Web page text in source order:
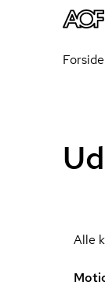
Forside
Alle